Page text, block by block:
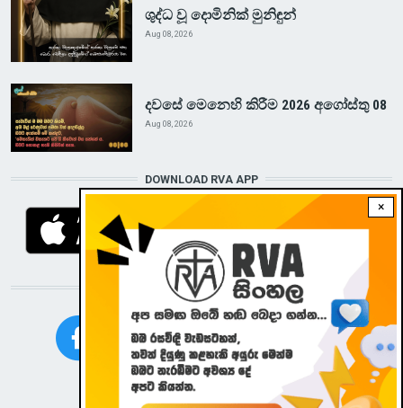
×
ශුද්ධ වූ දොමිනික් මුනිඳුන්
Aug 08, 2026
දවසේ මෙනෙහි කිරීම 2026 අගෝස්තු 08
Aug 08, 2026
DOWNLOAD RVA APP
STAY CONNECTED WITH US!